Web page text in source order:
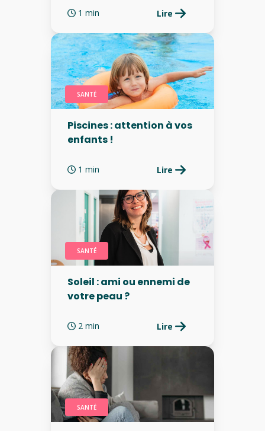
1 min Lire
SANTÉ
Piscines : attention à vos
enfants !
1 min Lire
SANTÉ
Soleil : ami ou ennemi de
votre peau ?
2 min Lire
SANTÉ